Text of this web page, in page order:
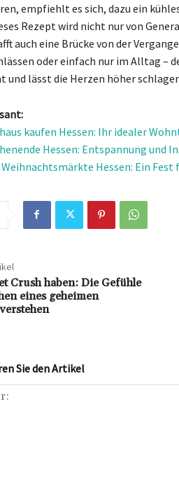
empfiehlt es sich, dazu ein
Rezept wird nicht nur von
auch eine Brücke von der
oder einfach nur im Alltag –
und lässt die Herzen höher
kaufen Hessen: Ihr idealer
Hessen: Entspannung und
Hessen: Ein Fest
Crush haben: Die Gefühle
eines geheimen
Sie den Artikel